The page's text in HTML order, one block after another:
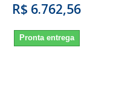
R$ 6.762,56
Pronta entrega